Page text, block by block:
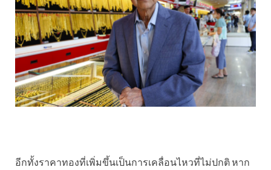
อีกทั้งราคาทองที่เพิ่มขึ้นเป็นการเคลื่อนไหวที่ไม่ปกติ หาก